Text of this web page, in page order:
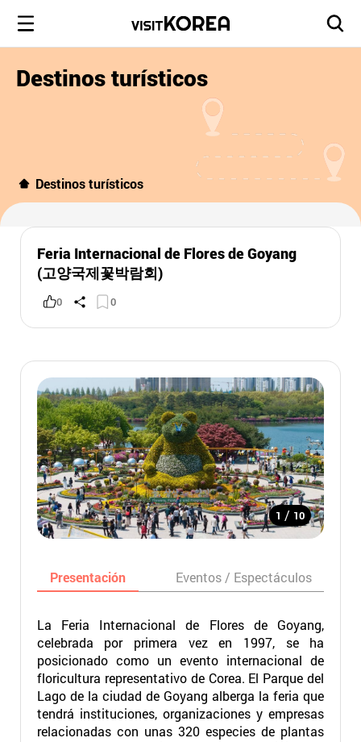
Destinos turísticos
Destinos turísticos
Feria Internacional de Flores de Goyang
(고양국제꽃박람회)
0 0
1 / 10
Presentación Eventos / Espectáculos
La Feria Internacional de Flores de Goyang,
celebrada por primera vez en 1997, se ha
posicionado como un evento internacional de
floricultura representativo de Corea. El Parque del
Lago de la ciudad de Goyang alberga la feria que
tendrá instituciones, organizaciones y empresas
relacionadas con unas 320 especies de plantas